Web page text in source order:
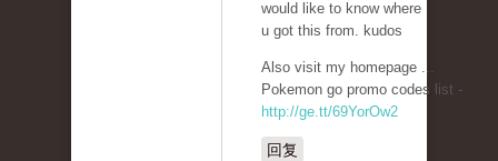
would like to know where
u got this from. kudos
Also visit my homepage ...
Pokemon go promo codes list -
http://ge.tt/69YorOw2
回复